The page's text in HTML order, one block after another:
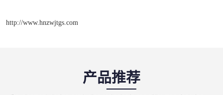
http://www.hnzwjtgs.com
产品推荐